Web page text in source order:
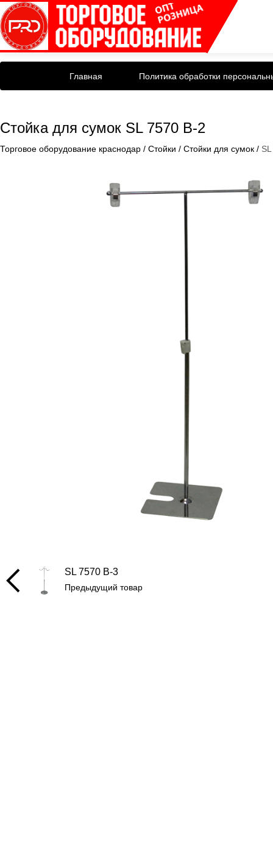
Главная Политика обработки
Стойка для сумок SL 7570 B-2
Торговое оборудование краснодар / Стойки / Стойки для сумок /
SL 7570 B-3
Предыдущий товар